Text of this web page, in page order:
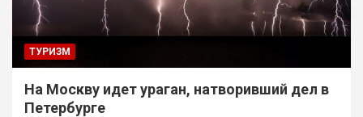
ТУРИЗМ
На Москву идет ураган, натворивший дел в
Петербурге